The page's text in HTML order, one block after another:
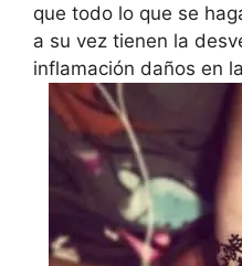
que todo lo que se
a su vez tienen la
inflamación daños en